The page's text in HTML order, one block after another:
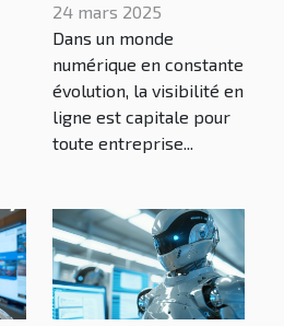
comment
dominer les
recherches
géolocalisées
24 mars 2025
Dans un monde
numérique en constante
évolution, la visibilité en
ligne est capitale pour
toute entreprise...